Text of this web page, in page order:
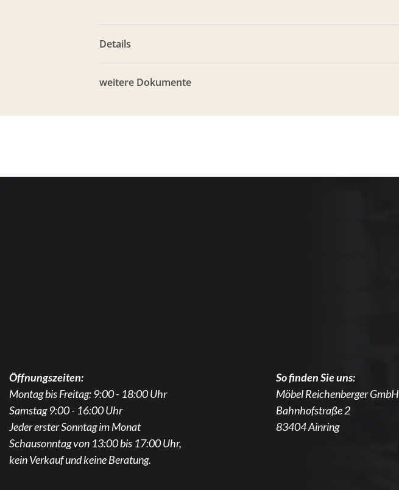
Details
weitere Dokumente
Öffnungszeiten:
Montag bis Freitag: 9:00 - 18:00 Uhr
Samstag 9:00 - 16:00 Uhr
Jeder erster Sonntag im Monat
Schausonntag von 13:00 bis 17:00 Uhr,
kein Verkauf und keine Beratung.
So finden Sie uns:
Möbel Reichenberger GmbH
Bahnhofstraße 2
83404 Ainring